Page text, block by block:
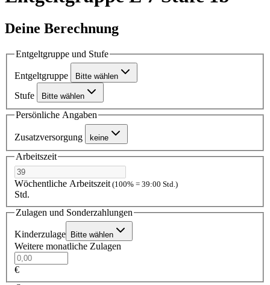
Deine Berechnung
Entgeltgruppe und Stufe
Entgeltgruppe Bitte wählen
Stufe Bitte wählen
Persönliche Angaben
Zusatzversorgung keine
Arbeitszeit
Wöchentliche Arbeitszeit (100% = 39:00 Std.)
Std.
Zulagen und Sonderzahlungen
Kinderzulage Bitte wählen
Weitere monatliche Zulagen
€